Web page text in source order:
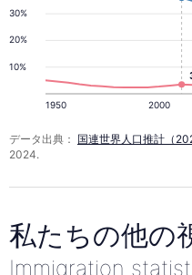
10%
20%
30%
1950 2000
データ出典： 国連世界人口推計（
2024.
私たちの他の
Immigration